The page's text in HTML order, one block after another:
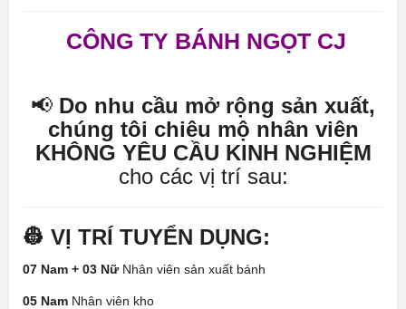
CÔNG TY BÁNH NGỌT CJ
📢 Do nhu cầu mở rộng sản xuất,
chúng tôi chiêu mộ nhân viên
KHÔNG YÊU CẦU KINH NGHIỆM
cho các vị trí sau:
👷 VỊ TRÍ TUYỂN DỤNG:
07 Nam + 03 NữNhân viên sản xuất bánh
05 Nam Nhân viên kho